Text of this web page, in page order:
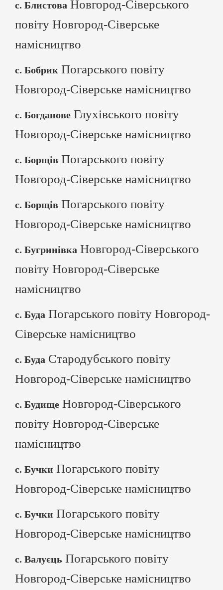
с. Блистова Новгород-Сіверського
повіту Новгород-Сіверське
намісництво
с. Бобрик Погарського повіту
Новгород-Сіверське намісництво
с. Богданове Глухівського повіту
Новгород-Сіверське намісництво
с. Борщів Погарського повіту
Новгород-Сіверське намісництво
с. Борщів Погарського повіту
Новгород-Сіверське намісництво
с. Бугринівка Новгород-Сіверського
повіту Новгород-Сіверське
намісництво
с. Буда Погарського повіту Новгород-
Сіверське намісництво
с. Буда Стародубського повіту
Новгород-Сіверське намісництво
с. Будище Новгород-Сіверського
повіту Новгород-Сіверське
намісництво
с. Бучки Погарського повіту
Новгород-Сіверське намісництво
с. Бучки Погарського повіту
Новгород-Сіверське намісництво
с. Валуєць Погарського повіту
Новгород-Сіверське намісництво